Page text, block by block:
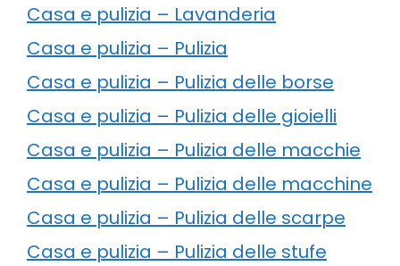
Casa e pulizia – Lavanderia
Casa e pulizia – Pulizia
Casa e pulizia – Pulizia delle borse
Casa e pulizia – Pulizia delle gioielli
Casa e pulizia – Pulizia delle macchie
Casa e pulizia – Pulizia delle macchine
Casa e pulizia – Pulizia delle scarpe
Casa e pulizia – Pulizia delle stufe